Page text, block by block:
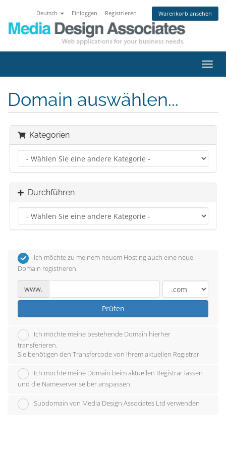
Deutsch Einloggen Registrieren Warenkorb ansehen
ein-/
Domain auswählen...
Kategorien
Durchführen
Ich möchte zu meinem neuem Hosting auch eine neue
Domain registrieren.
www.
Prüfen
Ich möchte meine bestehende Domain hierher
transferieren.
Sie benötigen den Transfercode von Ihrem aktuellen Registrar.
Ich möchte meine Domain beim aktuellen Registrar lassen
und die Nameserver selber anspassen.
Subdomain von Media Design Associates Ltd verwenden